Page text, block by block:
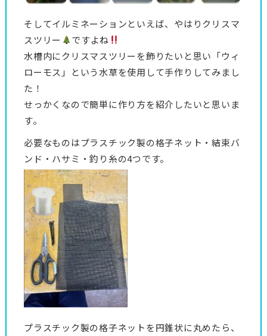
そしてイルミネーションといえば、やはりクリスマ
スツリー
ですよね
水槽内にクリスマスツリーを飾りたいと思い「ウィ
ローモス」という水草を使用して手作りしてみまし
た！
せっかくなので簡単に作り方を紹介したいと思いま
す。
必要なものはプラスチック製の格子ネット・結束バ
ンド・ハサミ・釣り糸の4つです。
プラスチック製の格子ネットを円錐状に丸めたら、